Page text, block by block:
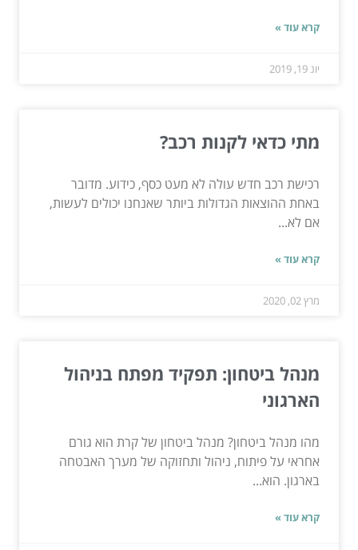
קרא עוד »
יונ 19, 2019
מתי כדאי לקנות רכב?
רכישת רכב חדש עולה לא מעט כסף, כידוע. מדובר
באחת ההוצאות הגדולות ביותר שאנחנו יכולים לעשות,
אם לא...
קרא עוד »
מרץ 02, 2020
מנהל ביטחון: תפקיד מפתח בניהול
הארגוני
מהו מנהל ביטחון? מנהל ביטחון של קרת הוא גורם
אחראי על פיתוח, ניהול ותחזוקה של מערך האבטחה
בארגון. הוא...
קרא עוד »